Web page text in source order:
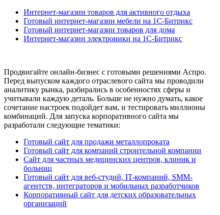
Интернет-магазин товаров для активного отдыха
Готовый интернет-магазин мебели на 1С-Битрикс
Готовый интернет-магазин товаров для дома
Интернет-магазин электроники на 1С-Битрикс
Продвигайте онлайн-бизнес с готовыми решениями Аспро.
Перед выпуском каждого отраслевого сайта мы проводили
аналитику рынка, разбирались в особенностях сферы и
учитывали каждую деталь. Больше не нужно думать, какое
сочетание настроек подойдет вам, и тестировать миллионы
комбинаций. Для запуска корпоративного сайта мы
разработали следующие тематики:
Готовый сайт для продажи металлопроката
Готовый сайт для компаний строительной компании
Сайт для частных медицинских центров, клиник и
больниц
Готовый сайт для веб-студий, IT-компаний, SMM-
агентств, интеграторов и мобильных разработчиков
Корпоративный сайт для детских образовательных
организаций